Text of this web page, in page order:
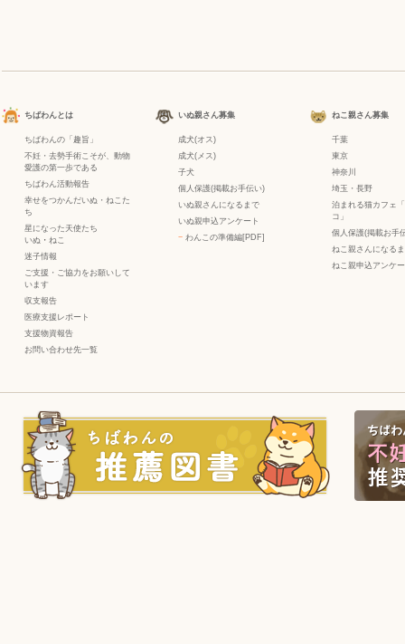
ちばわんとは
ちばわんの「趣旨」
不妊・去勢手術こそが、動物
愛護の第一歩である
ちばわん活動報告
幸せをつかんだいぬ・ねこた
ち
星になった天使たち
いぬ ・ ねこ
迷子情報
ご支援・ご協力をお願いして
います
収支報告
医療支援レポート
支援物資報告
お問い合わせ先一覧
いぬ親さん募集
成犬(オス)
成犬(メス)
子犬
個人保護(掲載お手伝い)
いぬ親さんになるまで
いぬ親申込アンケート
− わんこの準備編[PDF]
ねこ親さん募集
千葉
東京
神奈川
埼玉・長野
泊まれる猫カフェ
コ」
個人保護(掲載お手
ねこ親さんになる
ねこ親申込アンケ